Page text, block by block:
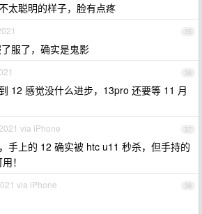
太聪明的样子，脸有点疼
35
服了，确实是鬼影
36
12 感觉没什么进步，13pro 还要等 11 月
37
via iPhone
手上的 12 确实被 htc u11 秒杀，但手持的
！
38
via iPhone